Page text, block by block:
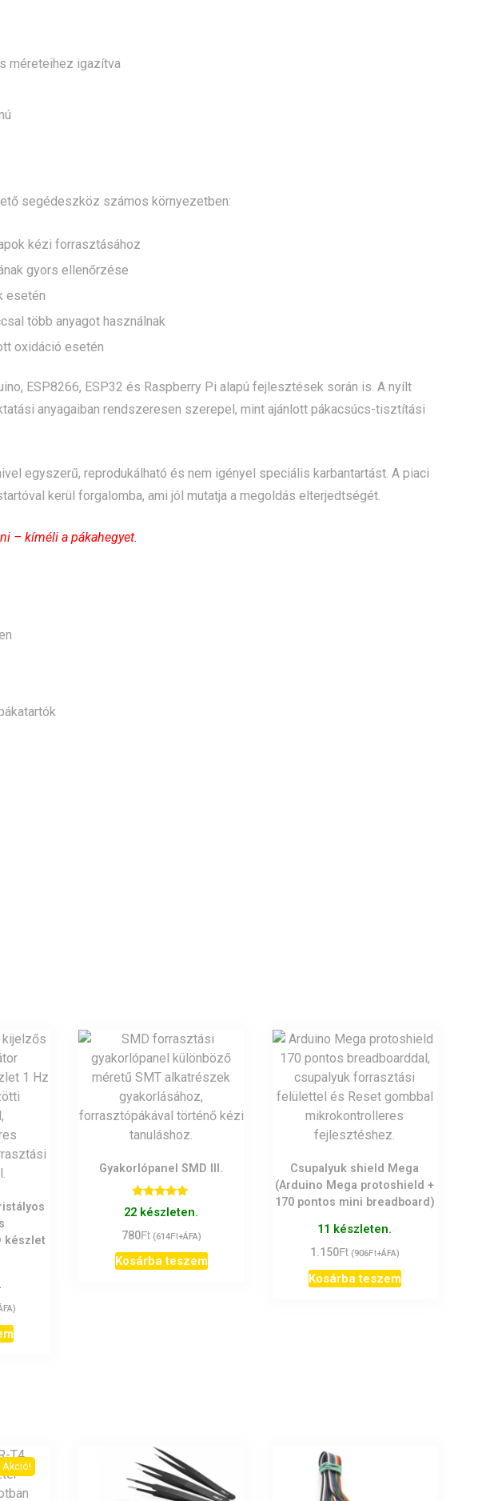
méreteihez igazítva
segédeszköz számos környezetben:
kézi forrasztásához
gyors ellenőrzése
esetén
több anyagot használnak
oxidáció esetén
ESP8266, ESP32 és Raspberry Pi alapú fejlesztések során is. A nyílt
anyagaiban rendszeresen szerepel, mint ajánlott pákacsúcs-tisztítási
egyszerű, reprodukálható és nem igényel speciális karbantartást. A piaci
kerül forgalomba, ami jól mutatja a megoldás elterjedtségét.
– kíméli a pákahegyet.
készlet
Gyakorlópanel SMD III.
Értékelés:
5.00
22 készleten.
780Ft (614Ft+ÁFA)
Kosárba teszem
Csupalyuk shield Mega
(Arduino Mega protoshield +
170 pontos mini breadboard)
11 készleten.
1.150Ft (906Ft+ÁFA)
Kosárba teszem
Akció!